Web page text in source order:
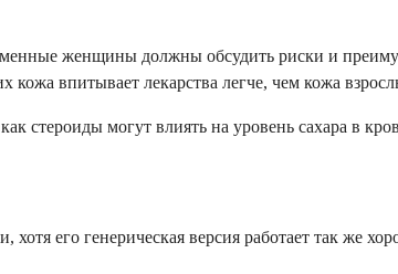
женщины должны обсудить риски и
впитывает лекарства легче, чем кожа
стероиды могут влиять на уровень сахара в
хотя его генерическая версия работает так